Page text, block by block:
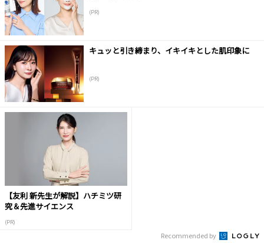
(PR)
キュッと引き締まり、イキイキとした肌印象に
(PR)
【友利 新先生が解説】ハチミツ研
究＆先進サイエンス
(PR)
Recommended by